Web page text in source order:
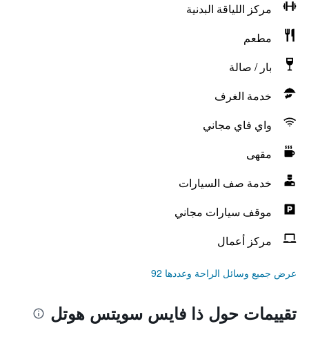
مركز اللياقة البدنية
مطعم
بار / صالة
خدمة الغرف
واي فاي مجاني
مقهى
خدمة صف السيارات
موقف سيارات مجاني
مركز أعمال
عرض جميع وسائل الراحة وعددها 92
تقييمات حول ذا فايس سويتس هوتل